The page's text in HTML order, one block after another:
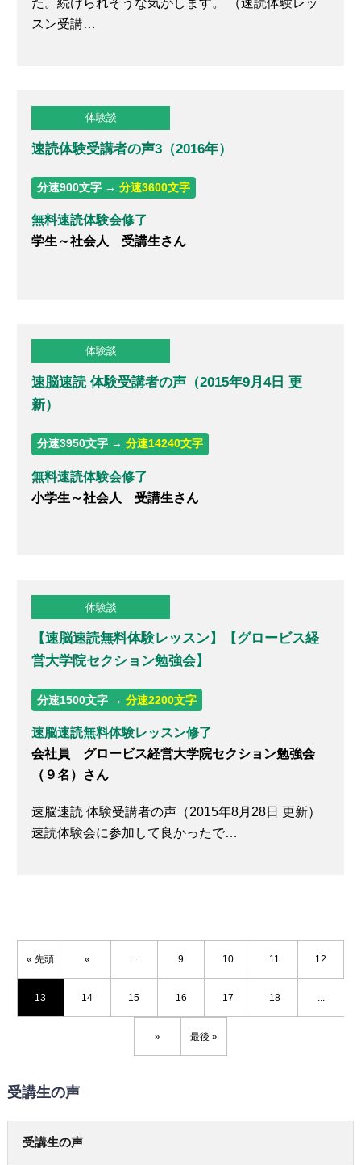
スン受講…
体験談
速読体験受講者の声3（2016年）
分速900文字 →分速3600文字
無料速読体験会修了
学生～社会人 受講生さん
体験談
速脳速読 体験受講者の声（2015年9月4日 更
新）
分速3950文字 →分速14240文字
無料速読体験会修了
小学生～社会人 受講生さん
体験談
【速脳速読無料体験レッスン】【グロービス経
営大学院セクション勉強会】
分速1500文字 →分速2200文字
速脳速読無料体験レッスン修了
会社員 グロービス経営大学院セクション勉強会
（９名）さん
速脳速読 体験受講者の声（2015年8月28日 更新）
速読体験会に参加して良かったで…
« 先頭 « ... 9 10 11 12
13 14 15 16 17 18 ...
» 最後 »
受講生の声
受講生の声